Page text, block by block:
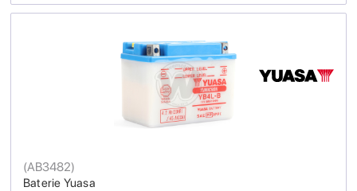
Baterie Yuasa
(AB3482)